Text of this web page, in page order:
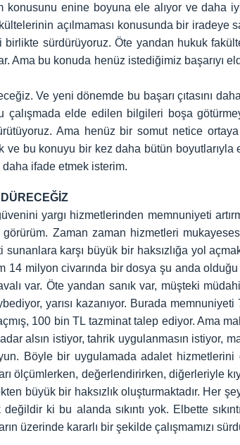
konusunu enine boyuna ele alıyor ve daha
açılmaması konusunda bir iradeye
sürdürüyoruz. Öte yandan hukuk
bu konuda henüz istediğimiz başarıyı
Ve yeni dönemde bu başarı çıtasını
elde edilen bilgileri boşa
Ama henüz bir somut netice
bu konuyu bir kez daha bütün boyutlarıyla
ifade etmek isterim.
yargı hizmetlerinden memnuniyeti
Zaman zaman hizmetleri
karşı büyük bir haksızlığa yol
14 milyon civarında bir dosya şu anda
var. Öte yandan sanık var, müşteki
yarısı kazanıyor. Burada memnuniyeti
100 bin TL tazminat talep ediyor. Ama
alsın istiyor, tahrik uygulanmasın istiyor,
Böyle bir uygulamada adalet hizmetlerini
ölçümlerken, değerlendirirken, diğerleriyle
büyük bir haksızlık oluşturmaktadır. Her
ki bu alanda sıkıntı yok. Elbette
üzerinde kararlı bir şekilde çalışmamızı